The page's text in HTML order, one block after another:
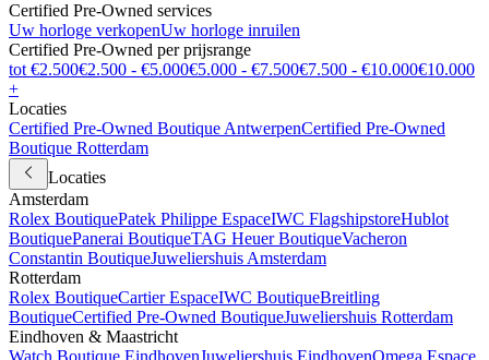
Certified Pre-Owned services
Uw horloge verkopenUw horloge inruilen
Certified Pre-Owned per prijsrange
tot €2.500€2.500 - €5.000€5.000 - €7.500€7.500 - €10.000€10.000
+
Locaties
Certified Pre-Owned Boutique AntwerpenCertified Pre-Owned
Boutique Rotterdam
Locaties
Amsterdam
Rolex BoutiquePatek Philippe EspaceIWC FlagshipstoreHublot
BoutiquePanerai BoutiqueTAG Heuer BoutiqueVacheron
Constantin BoutiqueJuweliershuis Amsterdam
Rotterdam
Rolex BoutiqueCartier EspaceIWC BoutiqueBreitling
BoutiqueCertified Pre-Owned BoutiqueJuweliershuis Rotterdam
Eindhoven & Maastricht
Watch Boutique EindhovenJuweliershuis EindhovenOmega Espace